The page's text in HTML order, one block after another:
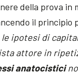
della prova
il principio
ipotesi di
attore in
anatocistici